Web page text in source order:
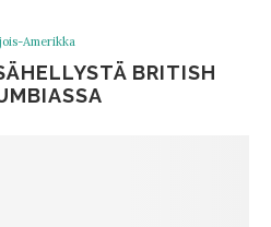
Amerikka
BRITISH